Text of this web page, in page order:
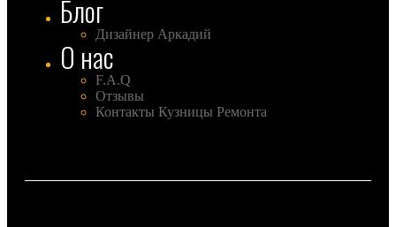
Блог
Дизайнер Аркадий
О нас
F.A.Q
Отзывы
Контакты Кузницы Ремонта